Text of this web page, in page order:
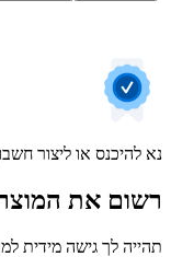
נא להיכנס או ליצור
רשום את
תהייה לך גישה מידית